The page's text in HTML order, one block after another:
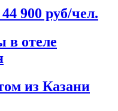
900 руб/чел.
в отеле
из Казани